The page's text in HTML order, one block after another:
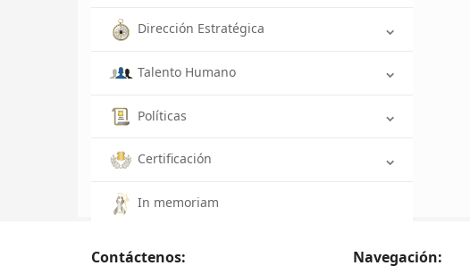
Dirección Estratégica
Talento Humano
Políticas
Certificación
In memoriam
Contáctenos: Navegación: